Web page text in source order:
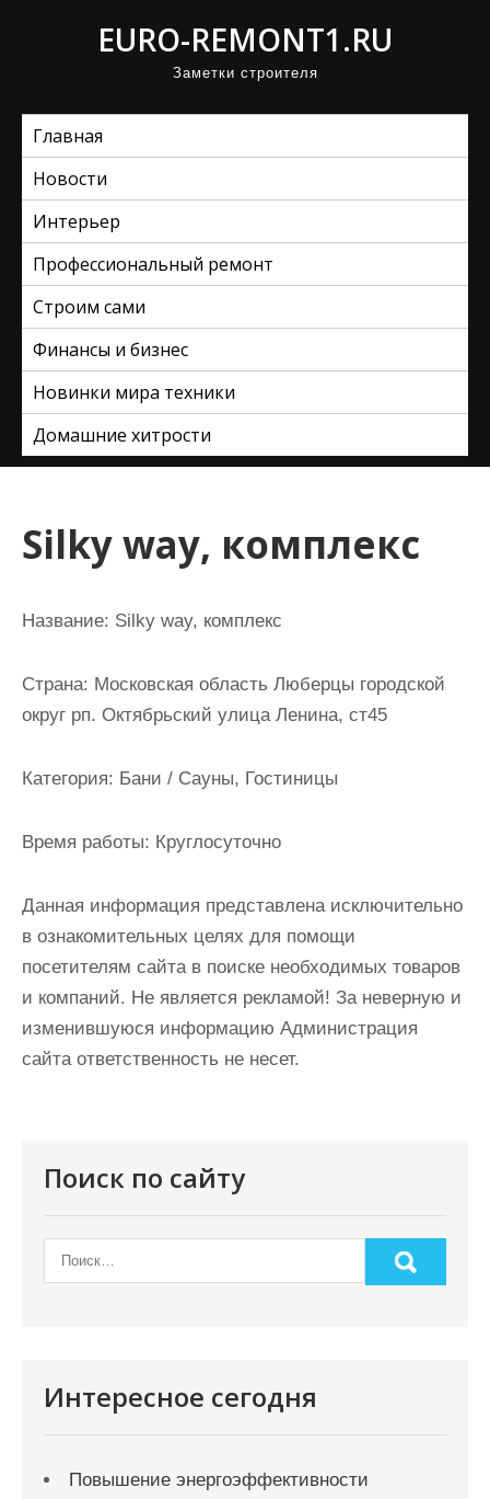
EURO-REMONT1.RU
Заметки строителя
Главная
Новости
Интерьер
Профессиональный ремонт
Строим сами
Финансы и бизнес
Новинки мира техники
Домашние хитрости
Silky way, комплекс
Название: Silky way, комплекс
Страна: Московская область Люберцы городской
округ рп. Октябрьский улица Ленина, ст45
Категория: Бани / Сауны, Гостиницы
Время работы: Круглосуточно
Данная информация представлена исключительно
в ознакомительных целях для помощи
посетителям сайта в поиске необходимых товаров
и компаний. Не является рекламой! За неверную и
изменившуюся информацию Администрация
сайта ответственность не несет.
Поиск по сайту
Интересное сегодня
Повышение энергоэффективности